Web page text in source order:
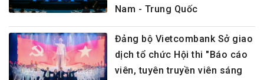
Nam - Trung Quốc
Đảng bộ Vietcombank Sở giao
dịch tổ chức Hội thi "Báo cáo
viên, tuyên truyền viên sáng